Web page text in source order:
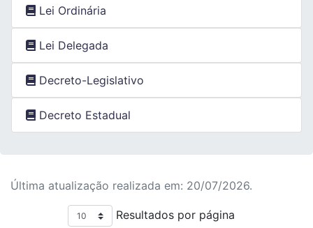
Lei Ordinária
Lei Delegada
Decreto-Legislativo
Decreto Estadual
Última atualização realizada em: 20/07/2026.
Resultados por página